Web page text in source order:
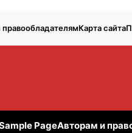
Карта сайта
PageАвторам и